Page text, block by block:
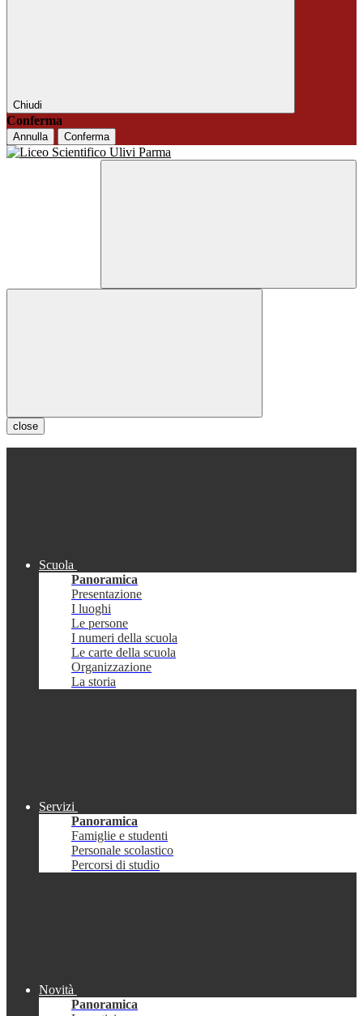
Chiudi
Conferma
Annulla Conferma
close
Scuola
Panoramica
Presentazione
I luoghi
Le persone
I numeri della scuola
Le carte della scuola
Organizzazione
La storia
Servizi
Panoramica
Famiglie e studenti
Personale scolastico
Percorsi di studio
Novità
Panoramica